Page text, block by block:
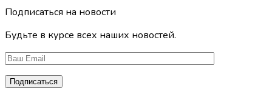
Подписаться на новости
Будьте в курсе всех наших новостей.